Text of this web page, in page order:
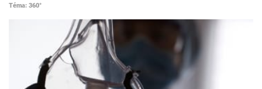
Téma: 360°